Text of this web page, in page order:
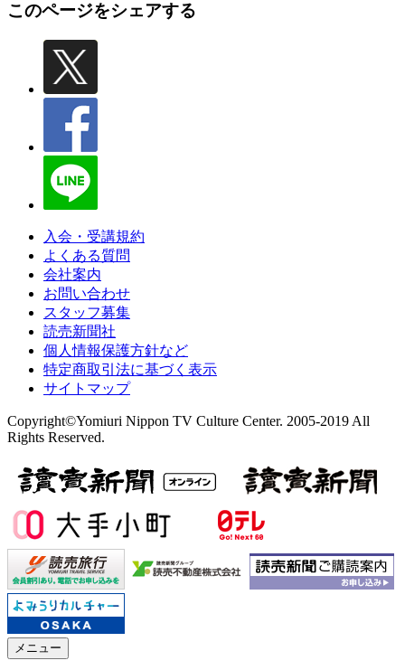
このページをシェアする
入会・受講規約
よくある質問
会社案内
お問い合わせ
スタッフ募集
読売新聞社
個人情報保護方針など
特定商取引法に基づく表示
サイトマップ
Copyright©Yomiuri Nippon TV Culture Center. 2005-2019 All
Rights Reserved.
メニュー